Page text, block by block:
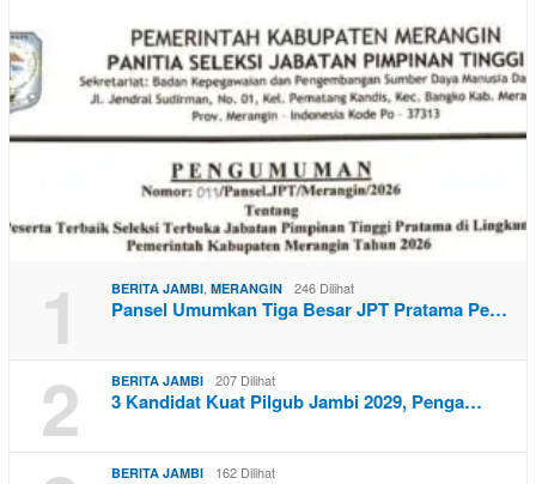
1 BERITA JAMBI MERANGIN 246 Dilihat
Pansel Umumkan Tiga Besar JPT Pratama Pe…
2 BERITA JAMBI 207 Dilihat
3 Kandidat Kuat Pilgub Jambi 2029, Penga…
BERITA JAMBI 162 Dilihat